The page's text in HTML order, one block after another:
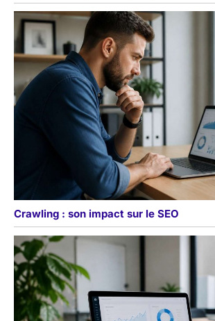
Crawling : son impact sur le SEO